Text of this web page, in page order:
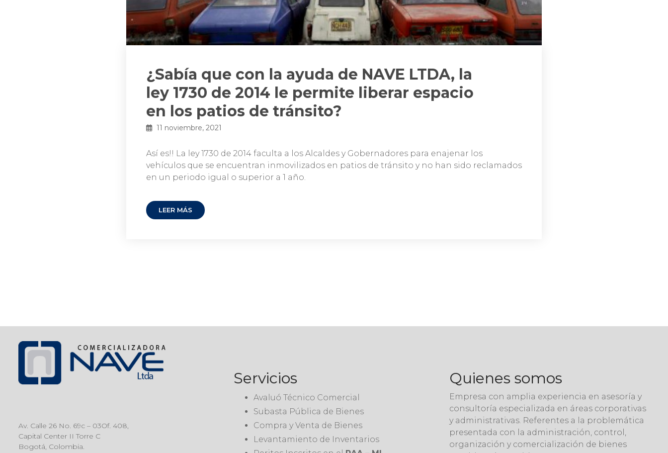
¿Sabía que con la ayuda de NAVE LTDA, la
ley 1730 de 2014 le permite liberar espacio
en los patios de tránsito?
11 noviembre, 2021
Así es!! La ley 1730 de 2014 faculta a los Alcaldes y Gobernadores para enajenar los
vehículos que se encuentran inmovilizados en patios de tránsito y no han sido reclamados
en un periodo igual o superior a 1 año.
LEER MÁS
Av. Calle 26 No. 69c – 03Of. 408,
Capital Center II Torre C
Bogotá, Colombia.
Servicios
Avaluó Técnico Comercial
Subasta Pública de Bienes
Compra y Venta de Bienes
Levantamiento de Inventarios
Quienes somos
Empresa con amplia experiencia en asesoría y
consultoría especializada en áreas corporativas
y administrativas. Referentes a la problemática
presentada con la administración, control,
organización y comercialización de bienes